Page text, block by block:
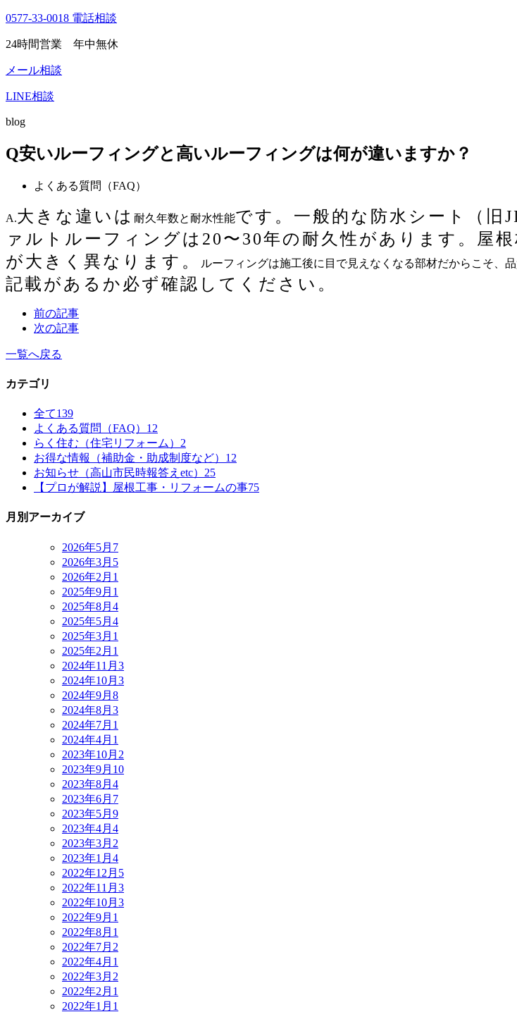
0577-33-0018 電話相談
24時間営業 年中無休
メール相談
LINE相談
blog
Q安いルーフィングと高いルーフィングは何が違いますか？
よくある質問（FAQ）
A.大きな違いは 耐久年数と耐水性能です。一般的な防水シート（旧
ァルトルーフィングは 20〜30年の耐久性があります。屋
が大きく異なります。
ルーフィングは施工後に目で見えなくなる部材だからこそ、
記載があるか必ず確認してください。
前の記事
次の記事
一覧へ戻る
カテゴリ
全て139
よくある質問（FAQ） 12
らく住む（住宅リフォーム） 2
お得な情報（補助金・助成制度など） 12
お知らせ（高山市民時報答えetc） 25
【プロが解説】屋根工事・リフォームの事75
月別アーカイブ
2026年5月 7
2026年3月 5
2026年2月 1
2025年9月 1
2025年8月 4
2025年5月 4
2025年3月 1
2025年2月 1
2024年11月 3
2024年10月 3
2024年9月 8
2024年8月 3
2024年7月 1
2024年4月 1
2023年10月 2
2023年9月 10
2023年8月 4
2023年6月 7
2023年5月 9
2023年4月 4
2023年3月 2
2023年1月 4
2022年12月 5
2022年11月 3
2022年10月 3
2022年9月 1
2022年8月 1
2022年7月 2
2022年4月 1
2022年3月 2
2022年2月 1
2022年1月 1